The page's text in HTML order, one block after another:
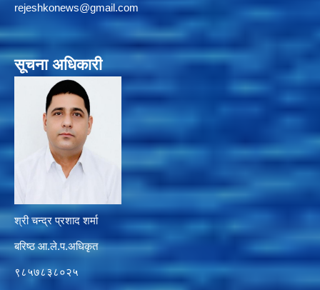
rejeshkonews@gmail.com
सूचना अधिकारी
श्री चन्द्र प्रशाद शर्मा
बरिष्ठ आ.ले.प.अधिकृत
९८५७८३८०२५